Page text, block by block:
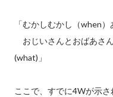
「むかしむかし（when）
おじいさんとおばあさ
(what)」
ここで、すでに4Wが示さ